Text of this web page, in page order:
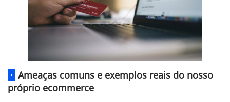
· Ameaças comuns e exemplos reais do nosso
próprio ecommerce